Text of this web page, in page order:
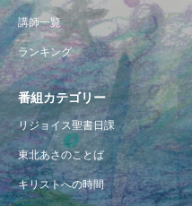
講師一覧
ランキング
番組カテゴリー
リジョイス聖書日課
東北あさのことば
キリストへの時間